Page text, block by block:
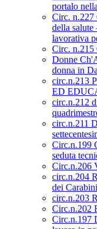
portalo
Circ. n.227
della salute
lavorativa
Circ. n.215
Donne
donna in
circ.n.213
ED
circ.n.212
circ.n.211
Circ.n.199
seduta
Circ.n.206
circ.n.204
dei
circ.n.203
Circ.n.202
Circ.n.197